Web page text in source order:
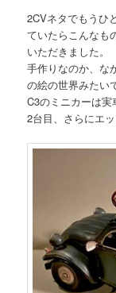
2CVネタでもうひ
ていたらこんなも
いただきました。
手作りなのか、な
の絵の世界みたい
C3のミニカーは
2台目、さらにエッ